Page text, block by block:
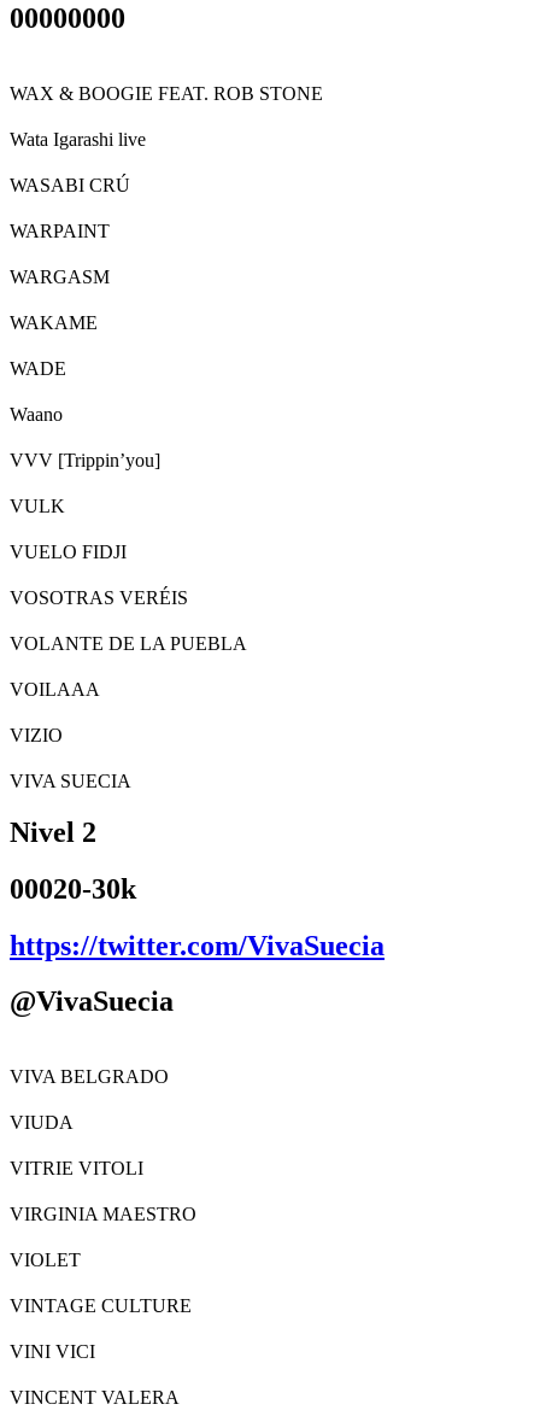
00000000
WAX & BOOGIE FEAT. ROB STONE
Wata Igarashi live
WASABI CRÚ
WARPAINT
WARGASM
WAKAME
WADE
Waano
VVV [Trippin’you]
VULK
VUELO FIDJI
VOSOTRAS VERÉIS
VOLANTE DE LA PUEBLA
VOILAAA
VIZIO
VIVA SUECIA
Nivel 2
00020-30k
https://twitter.com/VivaSuecia
@VivaSuecia
VIVA BELGRADO
VIUDA
VITRIE VITOLI
VIRGINIA MAESTRO
VIOLET
VINTAGE CULTURE
VINI VICI
VINCENT VALERA